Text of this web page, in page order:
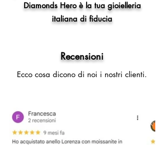
Diamonds Hero è la tua gioielleria
italiana di fiducia
Recensioni
Ecco cosa dicono di noi i nostri clienti.